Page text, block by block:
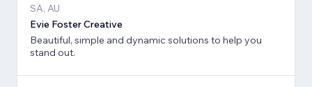
SA, AU
Evie Foster Creative
Beautiful, simple and dynamic solutions to help you
stand out.